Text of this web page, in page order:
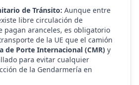
de Tránsito: Aunque entre
libre circulación de
pagan aranceles, es obligatorio
de la UE que el camión
de Porte Internacional (CMR) y
para evitar cualquier
de la Gendarmería en